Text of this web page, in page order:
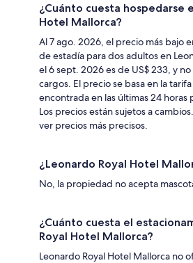
¿Cuánto cuesta hospedarse
Hotel Mallorca?
Al 7 ago. 2026, el precio más bajo
de estadía para dos adultos en
el 6 sept. 2026 es de US$ 233, y
cargos. El precio se basa en la
encontrada en las últimas 24 horas
Los precios están sujetos a cambios.
ver precios más precisos.
¿Leonardo Royal Hotel
No, la propiedad no acepta
¿Cuánto cuesta el
Royal Hotel Mallorca?
Leonardo Royal Hotel Mallorca no